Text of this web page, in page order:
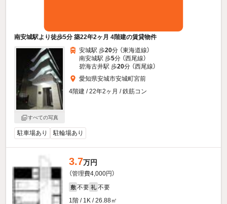
南安城駅より徒歩5分 築22年2ヶ月 4階建の賃貸物件
すべての写真
安城駅 歩20分 （東海道線）
南安城駅 歩5分 （西尾線）
碧海古井駅 歩20分 （西尾線）
愛知県安城市安城町宮前
4階建 / 22年2ヶ月 / 鉄筋コン
駐車場あり 駐輪場あり
3.7万円
（管理費4,000円）
敷 不要 礼 不要
1階 / 1K / 26.88㎡